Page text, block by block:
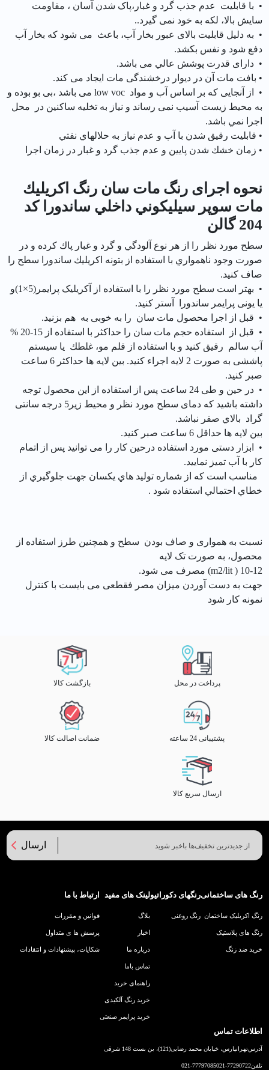
• با قابلیت عدم جذب گرد و غبار،پاک شدن آسان ، مقاومت
سايش بالا، لکه به خود نمی گیرد..
• به دلیل قابلیت بالای عبور بخار آب، باعث می شود که بخار آب
دفع شود و نفس بکشد.
• دارای قدرت پوشش عالي می باشد.
• بافت مات آن در دیوار درخشندگی مات ایجاد می کند.
• از آنجایی که بر اساس آب و مواد low voc می باشد ،‌بی بو بوده و
به محیط زیست آسیب نمی رساند و نياز به تخليه ساكنين در محل
اجرا نمي باشد.
• قابليت رقيق شدن با آب و عدم نياز به حلالهاي نفتي
• زمان خشك شدن پايين و عدم جذب گرد و غبار در زمان اجرا
نحوه اجرای رنگ مات سان رنگ اكريليك
مات سوپر سيليكوني داخلي ساندورا کد
204 گالن
سطح مورد نظر را از هر نوع آلودگي و گرد و غبار پاك كرده و در
صورت وجود ناهمواري با استفاده از بتونه اكريليك ساندورا سطح را
صاف كنيد.
• بهتر است سطح مورد نظر را با استفاده از آکریلیک پرایمر(5×1)و
یا یونی پرایمر ساندورا آستر کنید.
• قبل از اجرا محصول مات سان را به خوبی به هم بزنید.
• قبل از استفاده حجم مات سان را حداکثر با استفاده از 15-20 %
آب سالم رقیق کنید و با استفاده از قلم مو، غلطك یا سیستم
پاششی به صورت 2 لایه اجراء کنید. بین لایه ها حداکثر 6 ساعت
صبر کنید.
• در حین و طی 24 ساعت پس از استفاده از این محصول توجه
داشته باشید که دمای سطح مورد نظر و محیط زیر5 درجه سانتی
گراد بالاي صفر نباشد.
بین لایه ها حداقل 6 ساعت صبر کنید.
• ابزار دستی مورد استفاده درحین کار را می توانید پس از اتمام
کار با آب تمیز نماييد.
مناسب است كه از شماره توليد هاي يكسان جهت جلوگيري از
خطاي احتمالي استفاده شود .
نسبت به همواری و صاف بودن سطح و همچنین طرز استفاده از
محصول، به صورت تک لایه
10-12 ( m2/lit) مصرف می شود.
جهت به دست آوردن میزان مصر فقطعی می بایست با کنترل
نمونه کار شود
پرداخت در محل بازگشت کالا
پشتیبانی 24 ساعته ضمانت اصالت کالا
ارسال سریع کالا
ارسال
رنگ های ساختمانی
رنگ اکریلیک ساختمان
رنگ های پلاستیک
خرید ضد زنگ
رنگهای دکوراتیو
رنگ روغنی
لینک های مفید
بلاگ
اخبار
درباره ما
تماس باما
راهنمای خرید
خرید رنگ آلکیدی
خرید پرایمر صنعتی
ارتباط با ما
قوانین و مقررات
پرسش ها ی متداول
شکایات، پیشنهادات و انتقادات
اطلاعات تماس
آدرستهرانپارس، خیابان محمد رضایی(121)، بن بست 148 شرقی
تلفن021-77290722
021-77797085